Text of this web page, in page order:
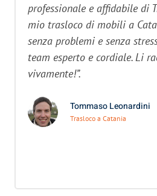
professionale e affidabile di
mio trasloco di mobili a
senza problemi e senza
team esperto e cordiale. Li
vivamente!”.
Tommaso Leonardini
Trasloco a Catania